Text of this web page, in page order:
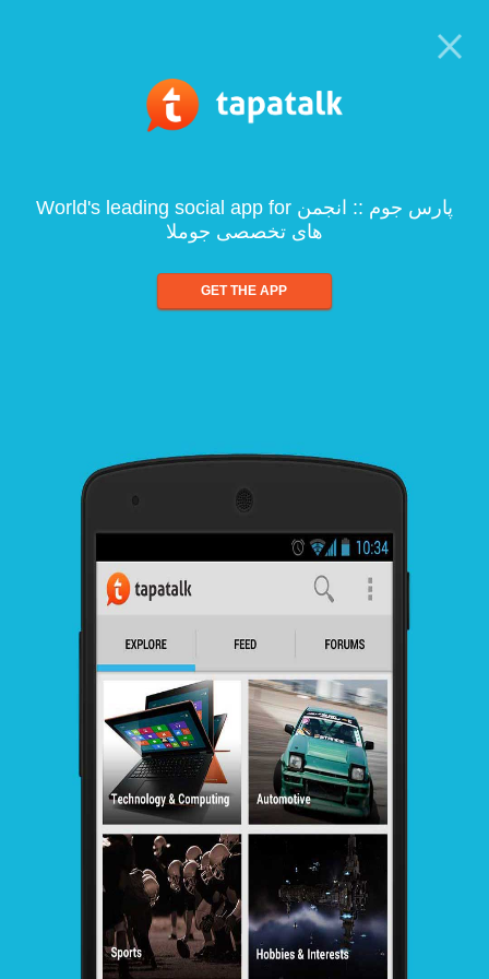
World's leading social app for پارس جوم :: انجمن
های تخصصی جوملا
GET THE APP